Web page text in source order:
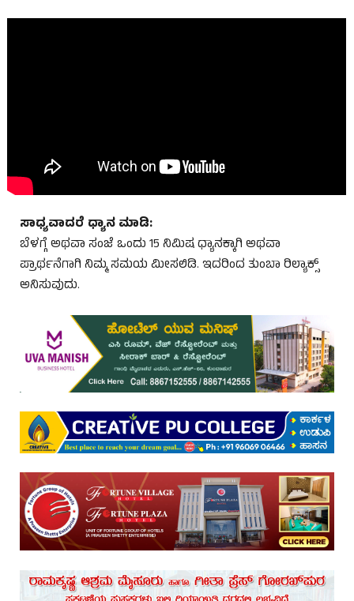
ಸಾಧ್ಯವಾದರೆ ಧ್ಯಾನ ಮಾಡಿ:
ಬೆಳಗ್ಗೆ ಅಥವಾ ಸಂಜೆ ಒಂದು 15 ನಿಮಿಷ ಧ್ಯಾನಕ್ಕಾಗಿ ಅಥವಾ
ಪ್ರಾರ್ಥನೆಗಾಗಿ ನಿಮ್ಮ ಸಮಯ ಮೀಸಲಿಡಿ. ಇದರಿಂದ ತುಂಬಾ ರಿಲ್ಯಾಕ್ಸ್
ಅನಿಸುವುದು.